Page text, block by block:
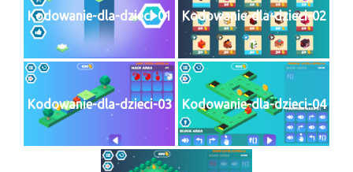
Nabożeństwa różne
Pogrzeb katolicki
Sakramenty
Sakrament chrztu
Sakrament eucharystii
Kodowanie-dla-dzieci-01 Kodowanie-dla-dzieci-02
Kodowanie-dla-dzieci-03 Kodowanie-dla-dzieci-04